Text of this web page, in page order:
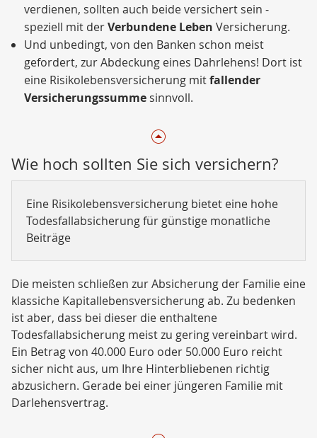
verdienen, sollten auch beide versichert sein -
speziell mit derVerbundene Leben Versicherung.
Und unbedingt, von den Banken schon meist
gefordert, zur Abdeckung eines Dahrlehens! Dort ist
eine Risikolebensversicherung mitfallender
Versicherungssummesinnvoll.
Wie hoch sollten Sie sich versichern?
Eine Risikolebensversicherung bietet eine hohe
Todesfallabsicherung für günstige monatliche
Beiträge
Die meisten schließen zur Absicherung der Familie eine
klassiche Kapitallebensversicherung ab. Zu bedenken
ist aber, dass bei dieser die enthaltene
Todesfallabsicherung meist zu gering vereinbart wird.
Ein Betrag von 40.000 Euro oder 50.000 Euro reicht
sicher nicht aus, um Ihre Hinterbliebenen richtig
abzusichern. Gerade bei einer jüngeren Familie mit
Darlehensvertrag.